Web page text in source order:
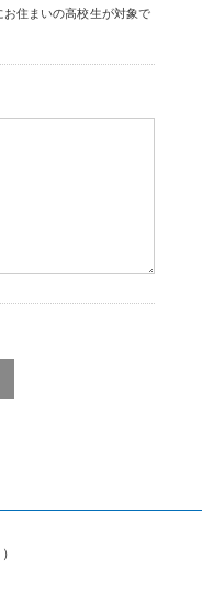
住まいの高校生が対象で